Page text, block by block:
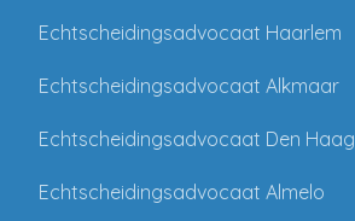
Echtscheidingsadvocaat Haarlem
Echtscheidingsadvocaat Alkmaar
Echtscheidingsadvocaat Den Haag
Echtscheidingsadvocaat Almelo